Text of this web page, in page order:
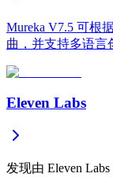
Mureka V7.5 可根
曲，并支持多语言
Eleven Labs
发现由 Eleven